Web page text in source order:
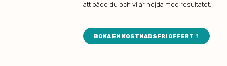
att både du och vi är nöjda med resultatet.
BOKA EN KOSTNADSFRI OFFERT ⇡